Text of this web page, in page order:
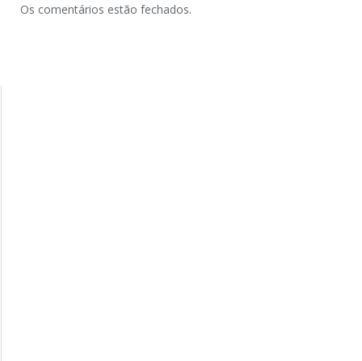
Os comentários estão fechados.